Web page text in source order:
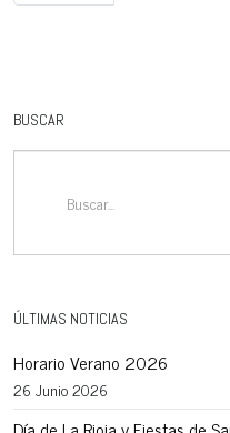
BUSCAR
ÚLTIMAS NOTICIAS
Horario Verano 2026
26 Junio 2026